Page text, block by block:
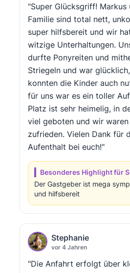
"Super Glücksgriff! Markus
Familie sind total nett,
super hilfsbereit und wir
witzige Unterhaltungen.
durfte Ponyreiten und
Striegeln und war
konnten die Kinder auch
für uns war es ein toller
Platz ist sehr heimelig, in
viel geboten und wir waren
zufrieden. Vielen Dank für
Aufenthalt bei euch!"
Besonderes Highlight für
Der Gastgeber ist mega
und hilfsbereit
Stephanie
vor 4 Jahren
"Die Anfahrt erfolgt über